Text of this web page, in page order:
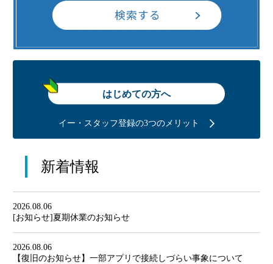
はじめての方へ
イー・スタッフ登録の3つのメリット
新着情報
2026.08.06
[お知らせ]夏期休業のお知らせ
2026.08.06
【復旧のお知らせ】一部アプリで接続しづらい事象について